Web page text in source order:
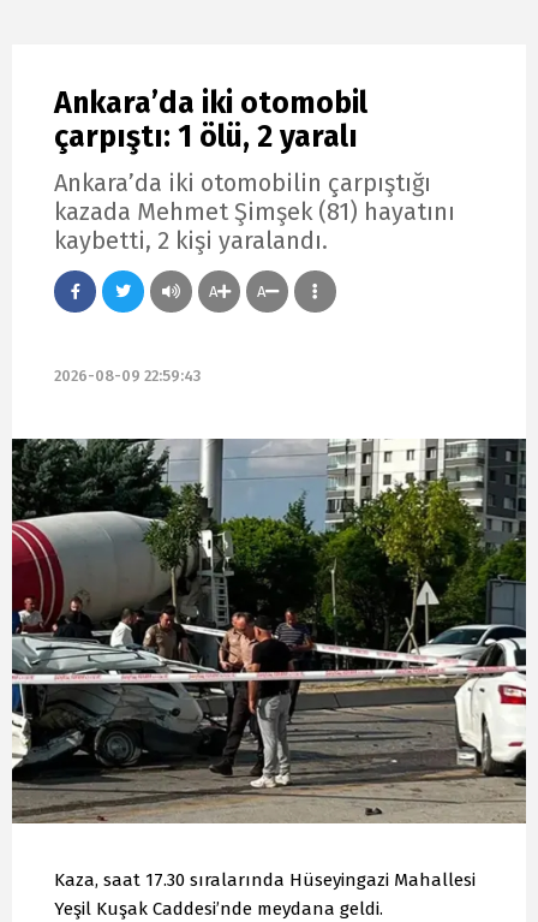
Ankara’da iki otomobil
çarpıştı: 1 ölü, 2 yaralı
Ankara’da iki otomobilin çarpıştığı
kazada Mehmet Şimşek (81) hayatını
kaybetti, 2 kişi yaralandı.
A A
2026-08-09 22:59:43
Kaza, saat 17.30 sıralarında Hüseyingazi Mahallesi
Yeşil Kuşak Caddesi’nde meydana geldi.